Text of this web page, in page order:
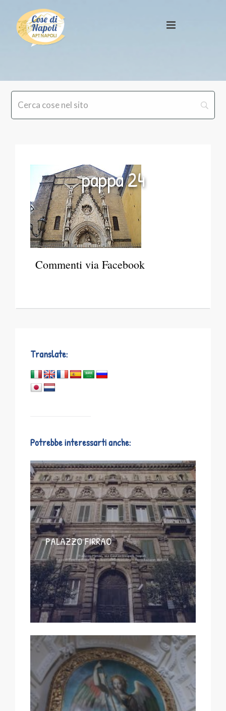
pappa 24
Commenti via Facebook
Translate:
Potrebbe interessarti anche:
PALAZZO FIRRAO